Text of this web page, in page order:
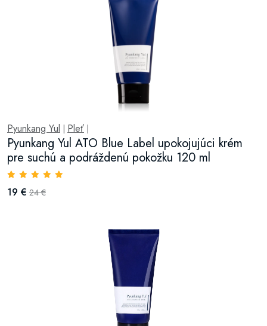
Pyunkang Yul Pleť
Pyunkang Yul ATO Blue Label upokojujúci krém
pre suchú a podráždenú pokožku 120 ml
19 € 24 €